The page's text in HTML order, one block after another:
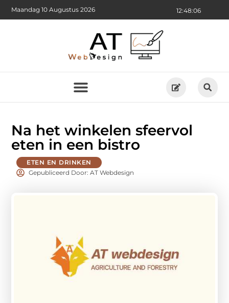
12:48:07
Maandag 10 Augustus 2026
Na het winkelen sfeervol
eten in een bistro
ETEN EN DRINKEN
Gepubliceerd Door: AT Webdesign